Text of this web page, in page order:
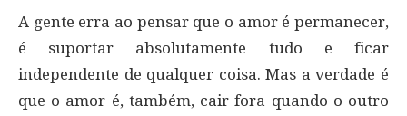
A gente erra ao pensar que o amor é permanecer,
é suportar absolutamente tudo e ficar
independente de qualquer coisa. Mas a verdade é
que o amor é, também, cair fora quando o outro